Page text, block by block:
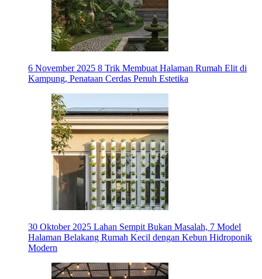
6 November 2025 8 Trik Membuat Halaman Rumah Elit di
Kampung, Penataan Cerdas Penuh Estetika
30 Oktober 2025 Lahan Sempit Bukan Masalah, 7 Model
Halaman Belakang Rumah Kecil dengan Kebun Hidroponik
Modern